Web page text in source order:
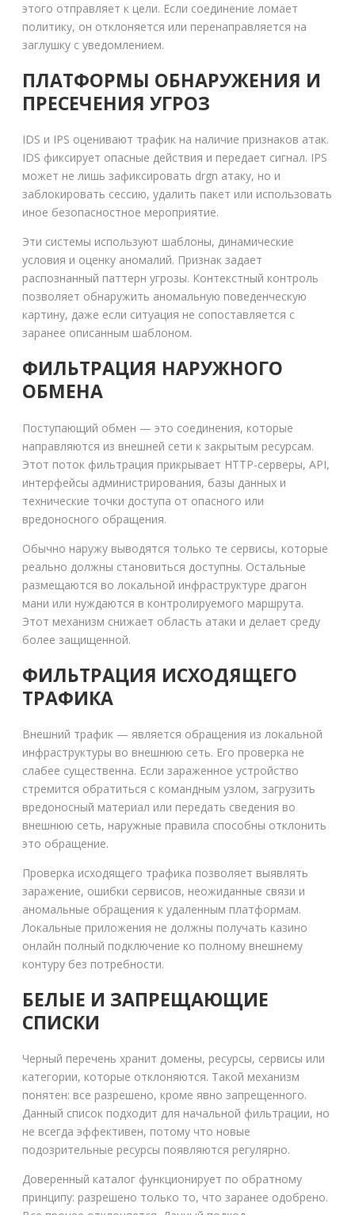
этого отправляет к цели. Если соединение ломает
политику, он отклоняется или перенаправляется на
заглушку с уведомлением.
ПЛАТФОРМЫ ОБНАРУЖЕНИЯ И
ПРЕСЕЧЕНИЯ УГРОЗ
IDS и IPS оценивают трафик на наличие признаков атак.
IDS фиксирует опасные действия и передает сигнал. IPS
может не лишь зафиксировать drgn атаку, но и
заблокировать сессию, удалить пакет или использовать
иное безопасностное мероприятие.
Эти системы используют шаблоны, динамические
условия и оценку аномалий. Признак задает
распознанный паттерн угрозы. Контекстный контроль
позволяет обнаружить аномальную поведенческую
картину, даже если ситуация не сопоставляется с
заранее описанным шаблоном.
ФИЛЬТРАЦИЯ НАРУЖНОГО
ОБМЕНА
Поступающий обмен — это соединения, которые
направляются из внешней сети к закрытым ресурсам.
Этот поток фильтрация прикрывает HTTP-серверы, API,
интерфейсы администрирования, базы данных и
технические точки доступа от опасного или
вредоносного обращения.
Обычно наружу выводятся только те сервисы, которые
реально должны становиться доступны. Остальные
размещаются во локальной инфраструктуре драгон
мани или нуждаются в контролируемого маршрута.
Этот механизм снижает область атаки и делает среду
более защищенной.
ФИЛЬТРАЦИЯ ИСХОДЯЩЕГО
ТРАФИКА
Внешний трафик — является обращения из локальной
инфраструктуры во внешнюю сеть. Его проверка не
слабее существенна. Если зараженное устройство
стремится обратиться с командным узлом, загрузить
вредоносный материал или передать сведения во
внешнюю сеть, наружные правила способны отклонить
это обращение.
Проверка исходящего трафика позволяет выявлять
заражение, ошибки сервисов, неожиданные связи и
аномальные обращения к удаленным платформам.
Локальные приложения не должны получать казино
онлайн полный подключение ко полному внешнему
контуру без потребности.
БЕЛЫЕ И ЗАПРЕЩАЮЩИЕ
СПИСКИ
Черный перечень хранит домены, ресурсы, сервисы или
категории, которые отклоняются. Такой механизм
понятен: все разрешено, кроме явно запрещенного.
Данный список подходит для начальной фильтрации, но
не всегда эффективен, потому что новые
подозрительные ресурсы появляются регулярно.
Доверенный каталог функционирует по обратному
принципу: разрешено только то, что заранее одобрено.